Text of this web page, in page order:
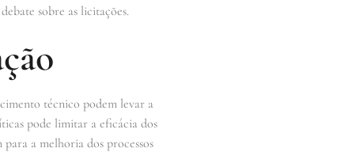
sobre as licitações.
técnico podem levar a
pode limitar a eficácia dos
a melhoria dos processos